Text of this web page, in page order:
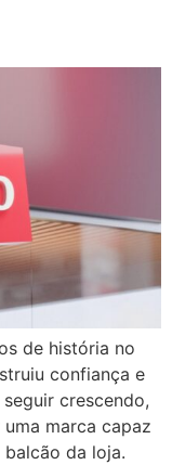
de história no
confiança e
crescendo,
marca capaz
da loja.